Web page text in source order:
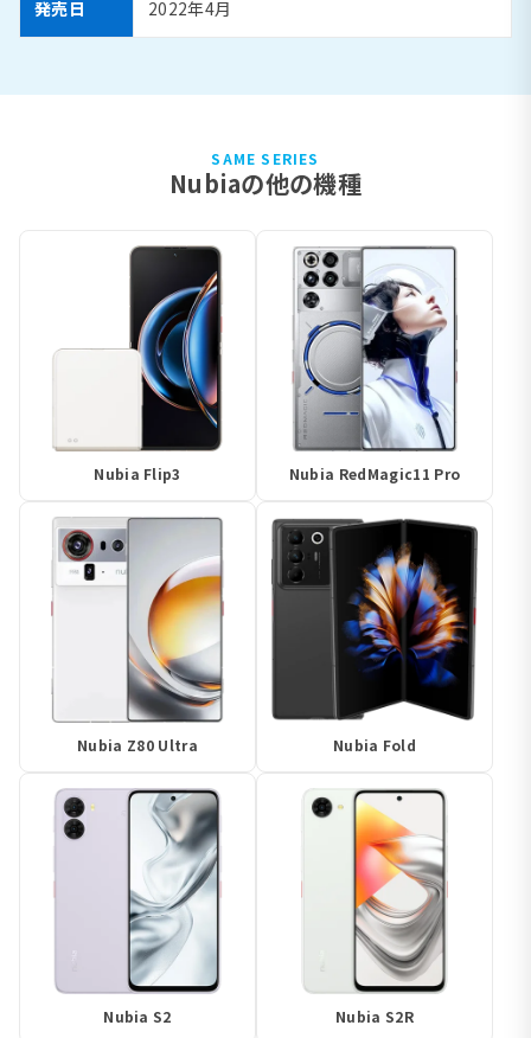
発売日 2022年4月
SAME SERIES
Nubiaの他の機種
Nubia Flip3 Nubia RedMagic11 Pro
Nubia Z80 Ultra Nubia Fold
Nubia S2 Nubia S2R